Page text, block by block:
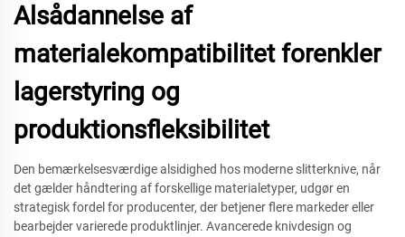
Alsådannelse af
materialekompatibilitet forenkler
lagerstyring og
produktionsfleksibilitet
Den bemærkelsesværdige alsidighed hos moderne slitterknive, når
det gælder håndtering af forskellige materialetyper, udgør en
strategisk fordel for producenter, der betjener flere markeder eller
bearbejder varierede produktlinjer. Avancerede knivdesign og